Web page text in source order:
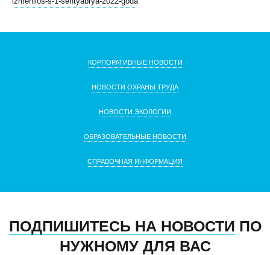
КЛИЕНТСКИЙ СЕРВИС
КОРПОРАТИВНЫЕ НОВОСТИ
НОВОСТИ ОХРАНЫ ТРУДА
НОВОСТИ ЭКОЛОГИИ
ОБРАЗОВАТЕЛЬНЫЕ НОВОСТИ
СПРАВОЧНАЯ ИНФОРМАЦИЯ
ПОДПИШИТЕСЬ НА НОВОСТИ ПО
НУЖНОМУ ДЛЯ ВАС